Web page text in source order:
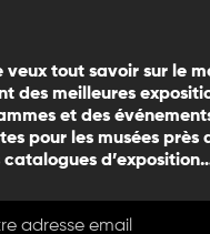
veux tout savoir sur le
des meilleures
et des
pour les musées près
catalogues